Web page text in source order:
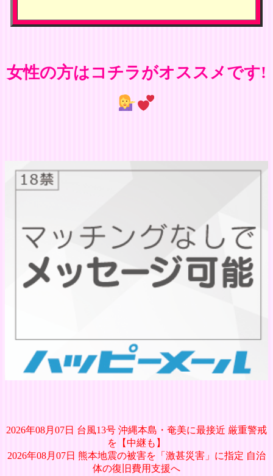
女性の方はコチラがオススメです!
2026年08月07日 台風13号 沖縄本島・奄美に最接近 厳重警戒
を【中継も】
2026年08月07日 熊本地震の被害を「激甚災害」に指定 自治
体の復旧費用支援へ